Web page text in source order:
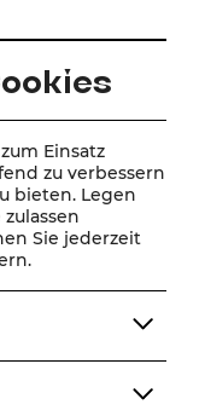
Einsatz
zu verbessern
bieten. Legen
Sie jederzeit
Music
SOUND OF MUSIC